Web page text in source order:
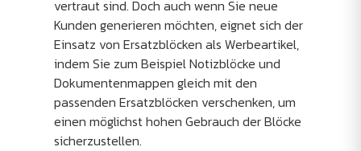
vertraut sind. Doch auch wenn Sie neue
Kunden generieren möchten, eignet sich der
Einsatz von Ersatzblöcken als Werbeartikel,
indem Sie zum Beispiel Notizblöcke und
Dokumentenmappen gleich mit den
passenden Ersatzblöcken verschenken, um
einen möglichst hohen Gebrauch der Blöcke
sicherzustellen.